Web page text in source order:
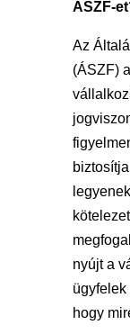
ÁSZF-
Az
(ÁSZF)
nyújt a
ügyfelek
hogy